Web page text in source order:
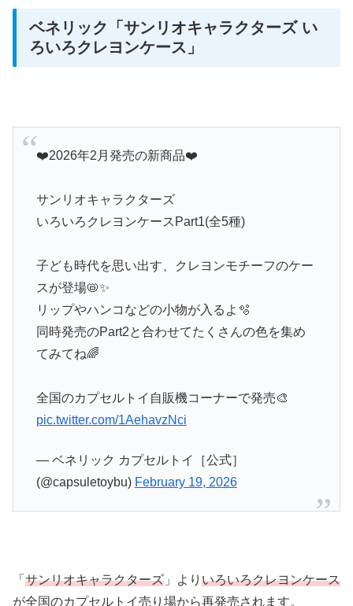
ベネリック「サンリオキャラクターズ い
ろいろクレヨンケース 」
❤️2026年2月発売の新商品❤️
サンリオキャラクターズ
いろいろクレヨンケースPart1(全5種)
子ども時代を思い出す、クレヨンモチーフのケー
スが登場📛✨
リップやハンコなどの小物が入るよ🫧
同時発売のPart2と合わせてたくさんの色を集め
てみてね🌈
全国のカプセルトイ自販機コーナーで発売🎨
pic.twitter.com/1AehavzNci
— ベネリック カプセルトイ［公式］
(@capsuletoybu) February 19, 2026
「 サンリオキャラクターズ 」より いろいろクレヨンケース
が全国のカプセルトイ売り場から再発売されます。